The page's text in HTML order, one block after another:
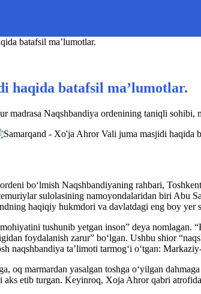
batafsil ma’lumotlar.
haqida batafsil ma’lumotlar.
Naqshbandiya ordenining taniqli sohibi,
bo‘lmish Naqshbandiyaning rahbari,
sulolasining namoyondalaridan biri Abu
haqiqiy hukmdori va davlatdagi eng boy yer
tushunib yetgan inson” deya
foydalanish zarur” bo‘lgan. Ushbu shior
naqshbandiya ta’limoti tarmog‘i o‘tgan:
oq marmardan yasalgan toshga o‘yilgan
etib turgan. Keyinroq, Xoja Ahror qabri